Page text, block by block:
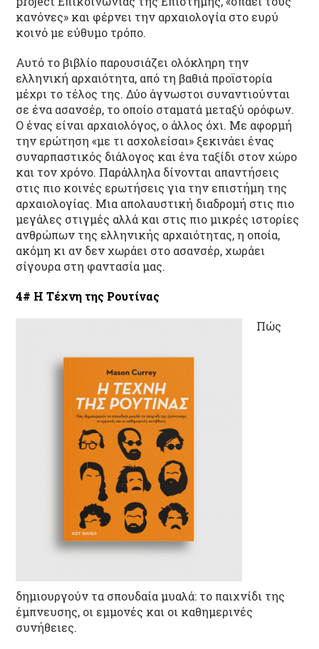
κανόνες» και φέρνει την αρχαιολογία στο ευρύ
κοινό με εύθυμο τρόπο.
Αυτό το βιβλίο παρουσιάζει ολόκληρη την
ελληνική αρχαιότητα, από τη βαθιά προϊστορία
μέχρι το τέλος της. Δύο άγνωστοι συναντιούνται
σε ένα ασανσέρ, το οποίο σταματά μεταξύ ορόφων.
Ο ένας είναι αρχαιολόγος, ο άλλος όχι. Με αφορμή
την ερώτηση «με τι ασχολείσαι» ξεκινάει ένας
συναρπαστικός διάλογος και ένα ταξίδι στον χώρο
και τον χρόνο. Παράλληλα δίνονται απαντήσεις
στις πιο κοινές ερωτήσεις για την επιστήμη της
αρχαιολογίας. Μια απολαυστική διαδρομή στις πιο
μεγάλες στιγμές αλλά και στις πιο μικρές ιστορίες
ανθρώπων της ελληνικής αρχαιότητας, η οποία,
ακόμη κι αν δεν χωράει στο ασανσέρ, χωράει
σίγουρα στη φαντασία μας.
4# H Τέχνη της Ρουτίνας
Πώς
δημιουργούν τα σπουδαία μυαλά: το παιχνίδι της
έμπνευσης, οι εμμονές και οι καθημερινές
συνήθειες.